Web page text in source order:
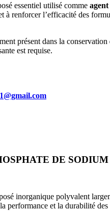
essentiel utilisé comme
renforcer l’efficacité des
présent dans la
est requise.
DE SODIUM
inorganique polyvalent
performance et la durabilité